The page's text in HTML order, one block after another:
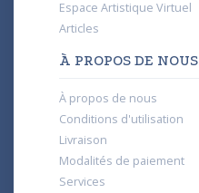
Espace Artistique Virtuel
Articles
À PROPOS DE NOUS
À propos de nous
Conditions d'utilisation
Livraison
Modalités de paiement
Services